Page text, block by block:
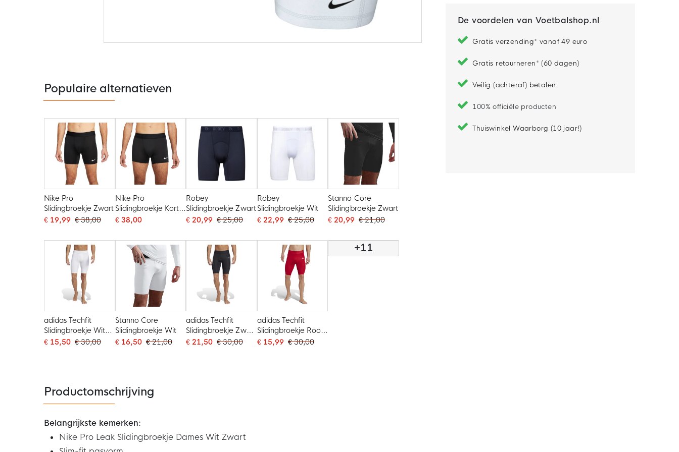
de
afbeeldingen-
gallerij
De voordelen van Voetbalshop.nl
Gratis verzending* vanaf 49 euro
Gratis retourneren* (60 dagen)
Veilig (achteraf) betalen
100% officiële producten
Thuiswinkel Waarborg (10 jaar!)
Populaire alternatieven
Nike Pro
Slidingbroekje Zwart
€ 19,99 € 38,00
Nike Pro
Slidingbroekje Kort
Zwart
€ 38,00
Robey
Slidingbroekje Zwart
€ 20,99 € 25,00
Robey
Slidingbroekje Wit
€ 22,99 € 25,00
Stanno Core
Slidingbroekje Zwart
€ 20,99 € 21,00
adidas Techfit
Slidingbroekje Wit
Zwart
€ 15,50 € 30,00
Stanno Core
Slidingbroekje Wit
€ 16,50 € 21,00
adidas Techfit
Slidingbroekje Zwart
Wit
€ 21,50 € 30,00
adidas Techfit
Slidingbroekje Rood
Wit Zwart
€ 15,99 € 30,00
+11
Productomschrijving
Belangrijkste kemerken:
Nike Pro Leak Slidingbroekje Dames Wit Zwart